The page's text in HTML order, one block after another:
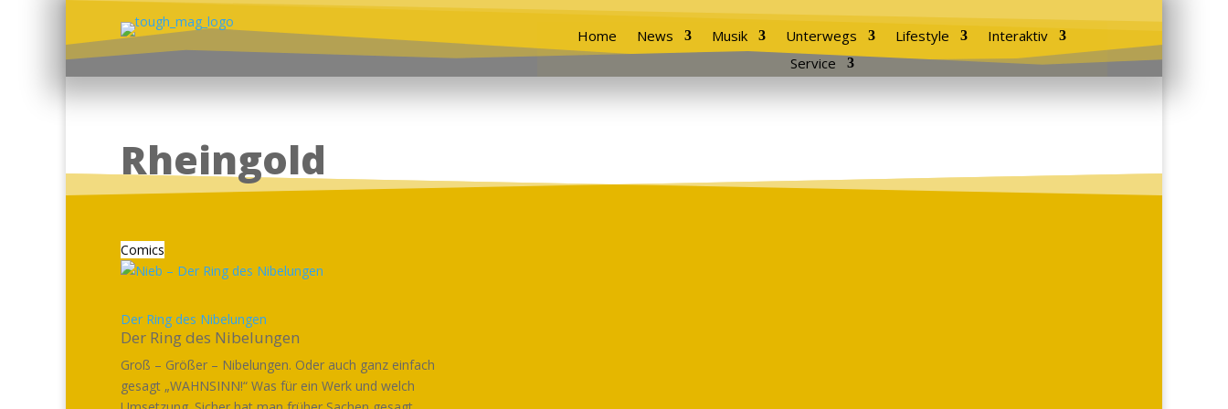
Home News Musik Unterwegs Lifestyle
Interaktiv
Service
Rheingold
Comics
Der Ring des Nibelungen
Der Ring des Nibelungen
Groß – Größer – Nibelungen. Oder auch ganz einfach
gesagt „WAHNSINN!“ Was für ein Werk und welch